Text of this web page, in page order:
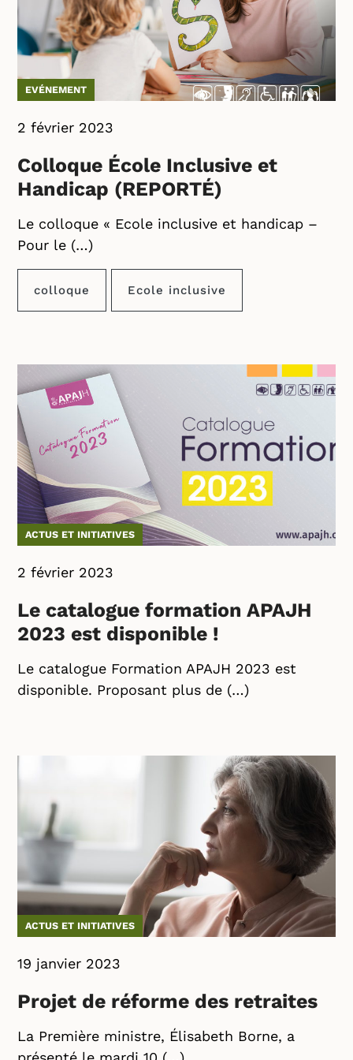
EVÉNEMENT
2 février 2023
Colloque École Inclusive et
Handicap (REPORTÉ)
Le colloque « Ecole inclusive et handicap –
Pour le (…)
colloque Ecole inclusive
ACTUS ET INITIATIVES
2 février 2023
Le catalogue formation APAJH
2023 est disponible !
Le catalogue Formation APAJH 2023 est
disponible. Proposant plus de (…)
ACTUS ET INITIATIVES
19 janvier 2023
Projet de réforme des retraites
La Première ministre, Élisabeth Borne, a